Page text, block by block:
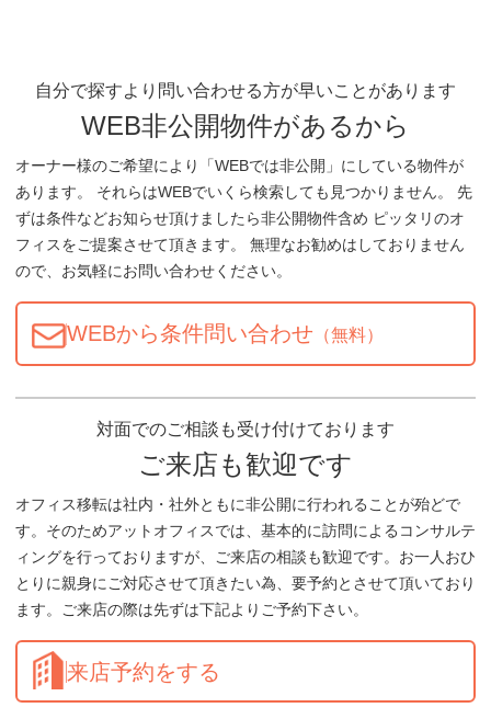
自分で探すより問い合わせる方が早いことがあります
WEB非公開物件があるから
オーナー様のご希望により「WEBでは非公開」にしている物件が
あります。 それらはWEBでいくら検索しても見つかりません。 先
ずは条件などお知らせ頂けましたら非公開物件含め ピッタリのオ
フィスをご提案させて頂きます。 無理なお勧めはしておりません
ので、お気軽にお問い合わせください。
WEBから条件問い合わせ （無料）
対面でのご相談も受け付けております
ご来店も歓迎です
オフィス移転は社内・社外ともに非公開に行われることが殆どで
す。そのためアットオフィスでは、基本的に訪問によるコンサルテ
ィングを行っておりますが、ご来店の相談も歓迎です。お一人おひ
とりに親身にご対応させて頂きたい為、要予約とさせて頂いており
ます。ご来店の際は先ずは下記よりご予約下さい。
来店予約をする